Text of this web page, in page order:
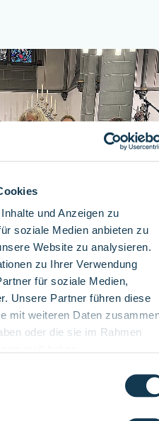
und Anzeigen zu
soziale Medien anbieten zu
Website zu analysieren.
zu Ihrer Verwendung
für soziale Medien,
Unsere Partner führen diese
mit weiteren Daten
oder die sie im Rahmen
GESTALTEN
begleitet seit einiger Zeit